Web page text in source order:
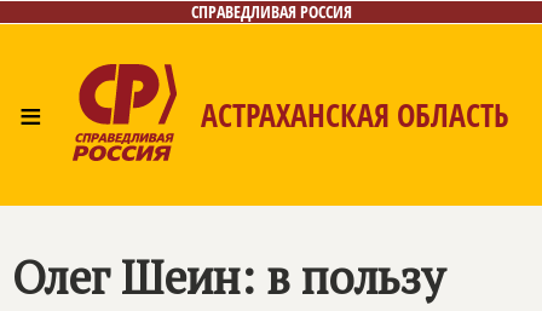
СПРАВЕДЛИВАЯ РОССИЯ
≡ АСТРАХАНСКАЯ ОБЛАСТЬ
Олег Шеин: в пользу